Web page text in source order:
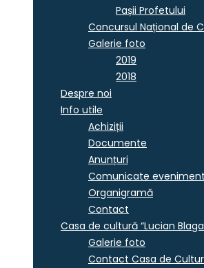
Pașii Profetului
Concursul Național de
Galerie foto
2019
2018
Despre noi
Info utile
Achiziții
Documente
Anunțuri
Comunicate
Organigramă
Contact
Casa de cultură “Lucian
Galerie foto
Contact Casa de